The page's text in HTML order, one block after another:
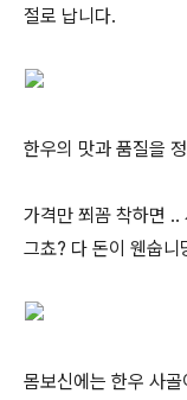
절로 납니다.
한우의 맛과 품질을
가격만 쬐꼼 착하면 ..
그쵸? 다 돈이 웬숩니
몸보신에는 한우 사골